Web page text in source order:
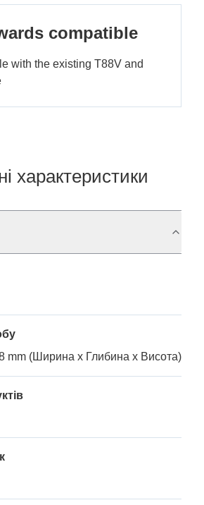
compatible
with the existing T88V and
характеристики
mm (Ширина x Глибина x Висота)